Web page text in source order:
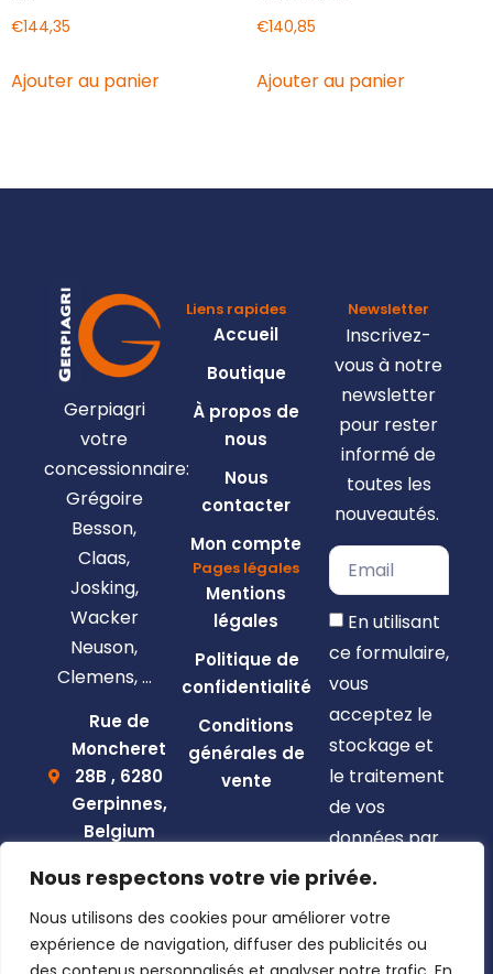
Nous respectons votre vie privée.
Nous utilisons des cookies pour améliorer votre
expérience de navigation, diffuser des publicités ou
€144,35
Ajouter au panier
€140,85
Ajouter au panier
Gerpiagri
votre
concessionnaire:
Grégoire
Besson,
Claas,
Josking,
Wacker
Neuson,
Clemens, …
Rue de
Moncheret
28B , 6280
Gerpinnes,
Belgium
58 12 94
marcellin@gerpiagri.be
Liens rapides
Accueil
Boutique
À propos de
nous
Nous
contacter
Mon compte
Pages légales
Mentions
légales
Politique de
confidentialité
Conditions
générales de
vente
Newsletter
Inscrivez-
vous à notre
newsletter
pour rester
informé de
toutes les
nouveautés.
En utilisant
ce formulaire,
vous
acceptez le
stockage et
le traitement
de vos
données par
ce site web.
S'inscrire